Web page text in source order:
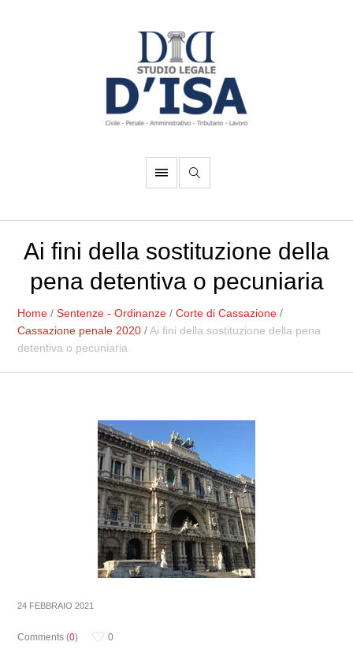
Ai fini della sostituzione della
pena detentiva o pecuniaria
Home /Sentenze - Ordinanze /Corte di Cassazione /
Cassazione penale 2020 /Ai fini della sostituzione della pena
detentiva o pecuniaria
24 FEBBRAIO 2021
Comments (0)
0